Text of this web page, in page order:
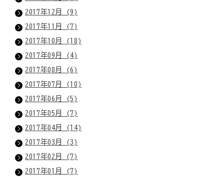
2017年12月 (9)
2017年11月 (7)
2017年10月 (18)
2017年09月 (4)
2017年08月 (6)
2017年07月 (10)
2017年06月 (5)
2017年05月 (7)
2017年04月 (14)
2017年03月 (3)
2017年02月 (7)
2017年01月 (7)